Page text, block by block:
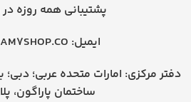
پشتیبانی همه روزه
ایمیل:
دفتر مرکزی: امارات متحده عربی؛ دبی؛
ساختمان پاراگون، پلاک